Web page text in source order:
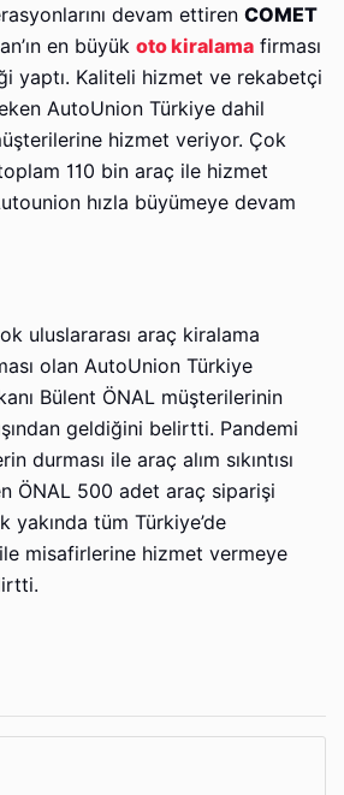
devam ettiren COMET
en büyük oto kiralama firması
yaptı. Kaliteli hizmet ve rekabetçi
AutoUnion Türkiye dahil
hizmet veriyor. Çok
110 bin araç ile hizmet
hızla büyümeye devam
uluslararası araç kiralama
olan AutoUnion Türkiye
Bülent ÖNAL müşterilerinin
geldiğini belirtti. Pandemi
durması ile araç alım sıkıntısı
ÖNAL 500 adet araç siparişi
yakında tüm Türkiye’de
misafirlerine hizmet vermeye